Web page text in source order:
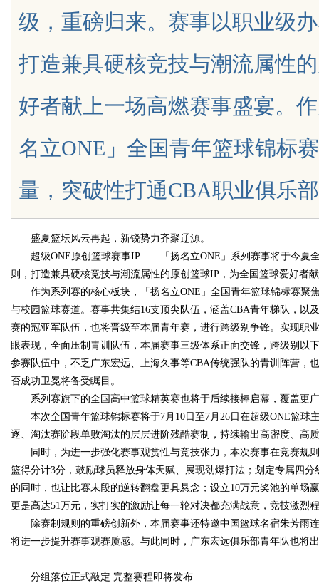
uz
Bo
级，重磅归来。赛事以职业级
打造兼具硬核竞技与潮流属性
好者献上一场高燃赛事盛宴。
名立ONE」全国青年篮球锦标
量，突破性打通CBA职业俱乐
盛夏篮坛风云再起，新锐势力齐聚辽源。
超级ONE原创篮球赛事IP——「扬名立ONE」系列赛事将于今夏
则，打造兼具硬核竞技与潮流属性的原创篮球IP，为全国篮球爱好者
作为系列赛的核心板块，「扬名立ONE」全国青年篮球锦标赛
与校园篮球赛道。赛事共集结16支顶尖队伍，涵盖CBA青年梯队，以
赛的冠亚军队伍，也将晋级至本届青年赛，进行跨级别争锋。实现职
眼表现，全面压制青训队伍，本届赛事三级体系正面交锋，跨级别以
参赛队伍中，不乏广东宏远、上海久事等CBA传统强队的青训阵营，
否成功卫冕将备受瞩目。
系列赛旗下的全国高中篮球精英赛也将于后续接棒启幕，覆盖更
本次全国青年篮球锦标赛将于7月10日至7月26日在超级ONE篮
逐、淘汰赛阶段单败淘汰的层层进阶残酷赛制，持续输出高密度、高
同时，为进一步强化赛事观赏性与竞技张力，本次赛事在竞赛
篮得分计3分，鼓励球员释放身体天赋、展现劲爆打法；划定专属四
的同时，也让比赛末段的逆转翻盘更具悬念；设立10万元奖池的单
更是高达51万元，实打实的激励让每一轮对决都充满战意，竞技激烈
除赛制规则的重磅创新外，本届赛事还特邀中国篮球名宿朱芳雨
将进一步提升赛事观赛质感。与此同时，广东宏远俱乐部青年队也将
分组落位正式敲定 完整赛程即将发布